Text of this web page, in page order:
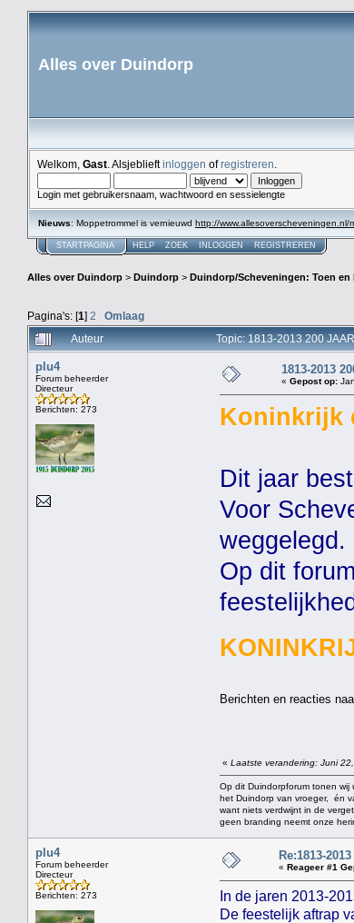
Alles over Duindorp
Welkom, Gast . Alsjeblieftinloggen ofregistreren
Login met gebruikersnaam, wachtwoord en sessielengte
Nieuws: Moppetrommel is vernieuwd http://www.allesoverscheveningen.nl/
STARTPAGINA HELP ZOEK INLOGGEN REGISTREREN
Alles over Duindorp > Duindorp > Duindorp/Scheveningen: Toen en
Pagina's: [1] 2 Omlaag
Auteur Topic: 1813-2013 200
plu4
Forum beheerder
Directeur
Berichten: 273
1813-2013
« Gepost op:
Koninkrijk
Dit jaar
Voor
weggelegd.
Op dit
Berichten en reacties
« Laatste verandering: Juni
Op dit Duindorpforum tonen wij
het Duindorp van vroeger, én
want niets verdwijnt in de
geen branding neemt onze
plu4
Forum beheerder
Directeur
Berichten: 273
Re:1813-
« Reageer #1
In de jaren 2013-
De feestelijk aftrap